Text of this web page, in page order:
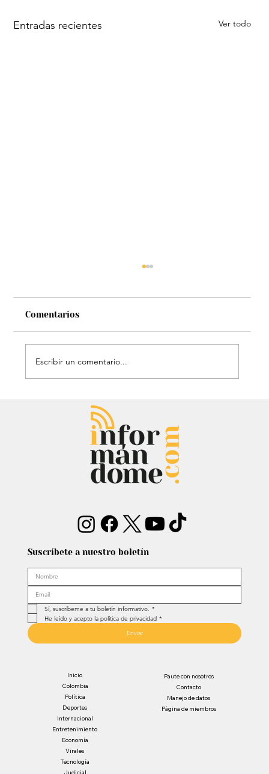
Entradas recientes Ver todo
El histórico triunfo de Venezuela en
el Clásico Mundial de Béisbol: Le
dieron gloria a Dios
Comentarios
Escribir un comentario...
Suscríbete a nuestro boletín
Sí, suscríbeme a tu boletín informativo. *
He leído y acepto la política de privacidad *
Enviar
Inicio
Colombia
Política
Deportes
Internacional
Entretenimiento
Economía
Virales
Tecnología
Paute con nosotros
Contacto
Manejo de datos
Página de miembros